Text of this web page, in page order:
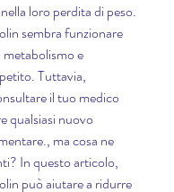
loro perdita di peso.
sembra funzionare
e
Tuttavia,
il tuo medico
qualsiasi nuovo
ma cosa ne
In questo articolo,
può aiutare a ridurre